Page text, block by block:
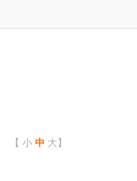
【 小 中 大】